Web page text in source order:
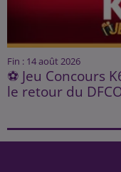
Fin : 14 août 2026
⚽ Jeu Concours
le retour du